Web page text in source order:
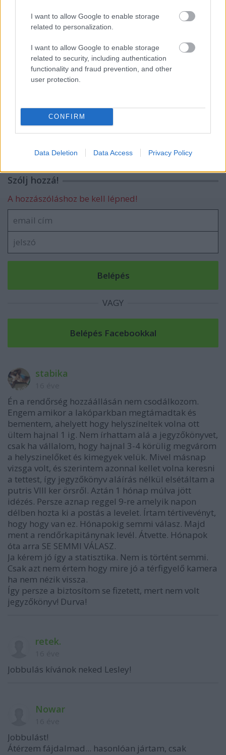
I want to allow Google to enable storage
related to personalization.
I want to allow Google to enable storage
related to security, including authentication
functionality and fraud prevention, and other
user protection.
CONFIRM
Data Deletion Data Access Privacy Policy
Levél Cseh Tamásnak
Csak úgy - mjuzik...
Nyitott műhely
Szólj hozzá!
A hozzászóláshoz be kell lépned!
VAGY
stabika
Én a rendőrség hozzáállásán nem csodálkozom.
Engem amikor a lakóparkban megtámadtak és
bementem, ahelyett hogy helyszíneltek volna ott
ültem hajnal 1 ig. Nem írhattam alá a jegyzőkönyvet,
csak ha vállalom, hogy hajnal 3-4 körülig megvárom
a helyszinelőket és kimegyek velük. Mivel másnap
vizsga volt, és szerintem azonnal kellet volna keresni
a tettest, így jegyzőkönyv aláírás nélkül elsétáltam a
putris VIII ker örsről. Aztán 1 hónap múlva jött
idézés. Persze aznap reggel 9-re amelyik napon
délben hozta ki a postás a levelet. Írtam tértivevényt,
hogy hogy van ez. Hónapokig semmi válasz. Majd
ment a rendőrkapitánynak levél. Átvette. Hónapok
óta arra SE SEMMI VÁLASZ.
Ja kérem jó így a statisztika. Nem is történt semmi.
Csak azt nem értem hogy mire jó a térfigyelő kamera
ha nem nézik vissza.
Így persze a biztosítom se fizetett, mert nem volt
jegyzőkönyv! Durva!
retek.
Jobbulás kívánok neked Lesley!
Nowar
Jobbulást!
Átérzem fájdalmad... hasonlóan jártam, csak